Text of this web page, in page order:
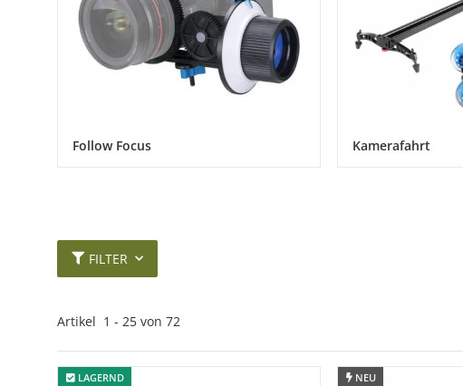
Follow Focus Kamerafahrt
FILTER
Artikel 51 -72von72
LAGERND
LAGERND NEU
NEU